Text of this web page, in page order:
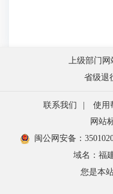
上级部门网
省级退
联系我们 使用
网站
闽公网安备：
域名：福
您是本